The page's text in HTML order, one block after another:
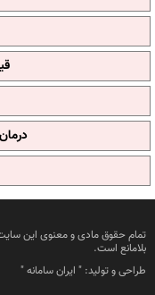
تمام حقوق مادی و معنوی این سایت
بلامانع است.
طراحی و تولید: " ایران سامانه"